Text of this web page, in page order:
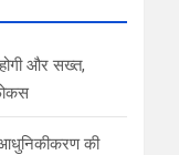
होगी और सख्त,
आधुनिकीकरण की